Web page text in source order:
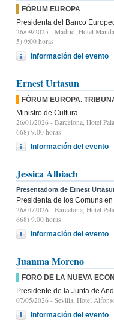
FÓRUM EUROPA
Presidenta del Banco
26/09/2025 - Madrid, Hotel
5) 9:00 horas
Información del evento
Ernest Urtasun
FÓRUM EUROPA.
Ministro de Cultura
26/01/2026 - Barcelona, Hotel
668) 9.00 horas
Información del evento
Jessica Albiach
Presentadora de Ernest
Presidenta de los Comuns
26/01/2026 - Barcelona, Hotel
668) 9.00 horas
Información del evento
Juanma Moreno
FORO DE LA NUEVA
Presidente de la Junta de
07/05/2026 - Sevilla, Hotel
Información del evento